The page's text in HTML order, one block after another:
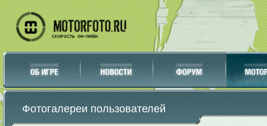
Фотогалереи пользователей